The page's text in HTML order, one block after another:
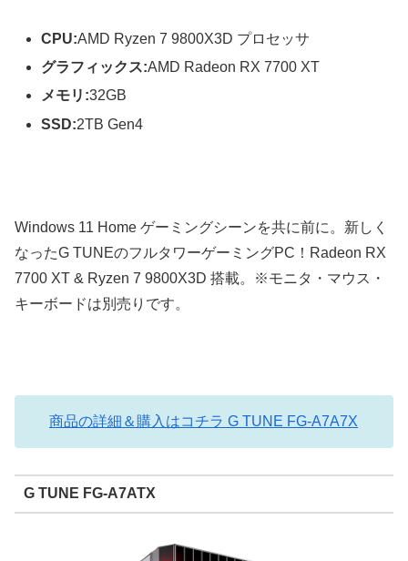
CPU:AMD Ryzen 7 9800X3D プロセッサ
グラフィックス:AMD Radeon RX 7700 XT
メモリ:32GB
SSD:2TB Gen4
Windows 11 Home ゲーミングシーンを共に前に。新しく
なったG TUNEのフルタワーゲーミングPC！Radeon RX
7700 XT & Ryzen 7 9800X3D 搭載。※モニタ・マウス・
キーボードは別売りです。
商品の詳細＆購入はコチラ G TUNE FG-A7A7X
G TUNE FG-A7ATX